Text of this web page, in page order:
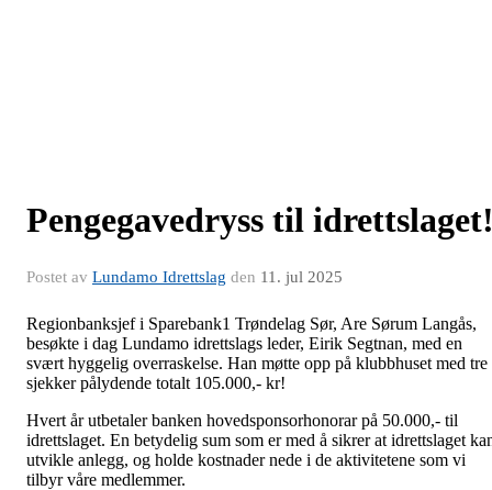
Pengegavedryss til
Postet av Lundamo Idrettslag den 11. jul 2025
Regionbanksjef i Sparebank1 Trøndelag Sør, Are Sørum Langås,
besøkte i dag Lundamo idrettslags leder, Eirik Segtnan, med en
svært hyggelig overraskelse. Han møtte opp på klubbhuset med tre
sjekker pålydende totalt 105.000,- kr!
Hvert år utbetaler banken hovedsponsorhonorar på 50.000,- til
idrettslaget. En betydelig sum som er med å sikrer at idrettslaget
utvikle anlegg, og holde kostnader nede i de aktivitetene som vi
tilbyr våre medlemmer.